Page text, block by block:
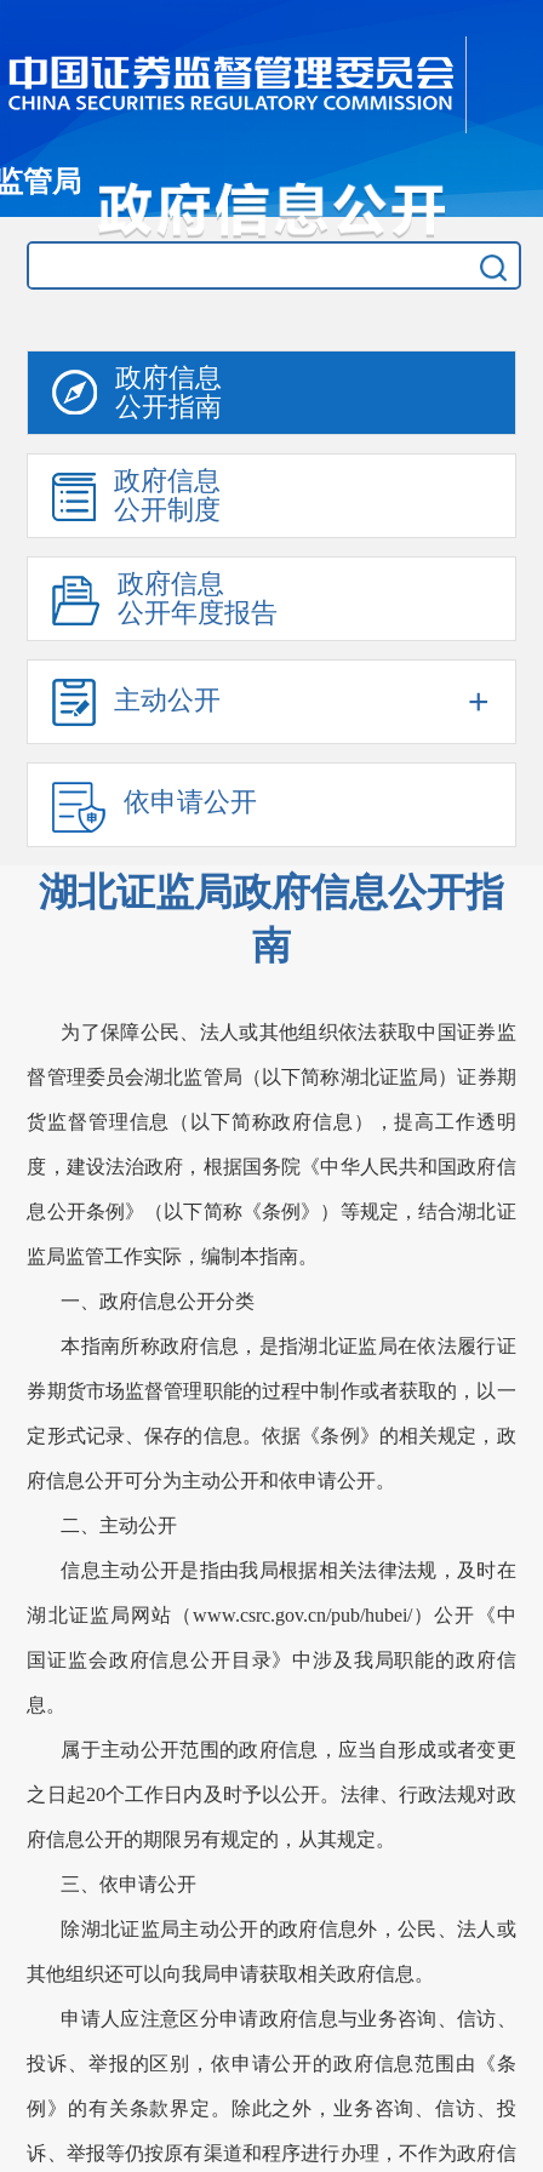
管局
政府信息
公开指南
政府信息
公开制度
政府信息
公开年度报告
主动公开 +
依申请公开
湖北证监局政府信息公开指
南
为了保障公民、法人或其他组织依法获取中国证券监
督管理委员会湖北监管局 （以下简称湖北证监局）证券期
货监督管理信息（以下简称政府信息），提高工作透明
度，建设法治政府，根据国务院《中华人民共和国政府信
息公开条例》（以下简称《条例》）等规定，结合湖北证
监局监管工作实际，编制本指南。
一、政府信息公开分类
本指南所称政府信息 ，是指湖北证监局在依法履行证
券期货市场监督管理职能的过程中制作或者获取的，以一
定形式记录、保存的信息。依据《条例》的相关规定，政
府信息公开可分为主动公开和依申请公开。
二、 主动公开
信息主动公开是指由我局根据相关法律法规 ， 及时在
湖北证监局网站（www.csrc.gov.cn/pub/hubei/）公开 《中
国证监会政府信息公开目录》中涉及我局职能的政府信
息 。
属于主动公开范围的政府信息，应当自形成或者变更
之日起20个工作日内及时予以公开。法律、行政法规对政
府信息公开的期限另有规定的，从其规定。
三、依申请公开
除湖北证监局主动公开的政府信息外，公民、法人或
其他组织还可以向我局申请获取相关政府信息。
申请人应注意区分申请政府信息与业务咨询、信访、
投诉、举报的区别，依申请公开的政府信息范围由《条
例》的有关条款界定。除此之外，业务咨询、信访、投
诉、举报等仍按原有渠道和程序进行办理，不作为政府信